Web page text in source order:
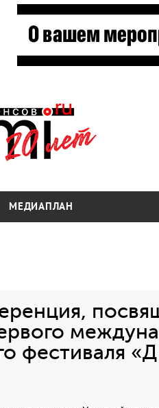
МЕДИАПЛАН
фестиваля